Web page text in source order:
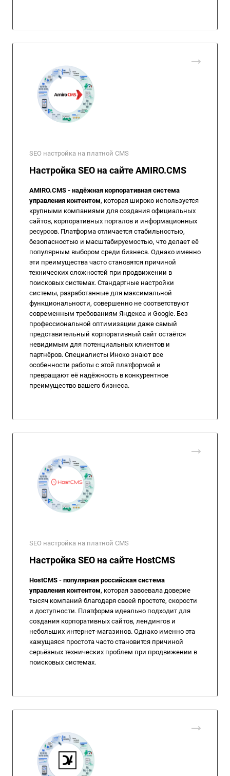
SEO настройка на платной CMS
Настройка SEO на сайте AMIRO.CMS
AMIRO.CMS - надёжная корпоративная система
управления контентом, которая широко используется
крупными компаниями для создания официальных
сайтов, корпоративных порталов и информационных
ресурсов. Платформа отличается стабильностью,
безопасностью и масштабируемостью, что делает её
популярным выбором среди бизнеса. Однако именно
эти преимущества часто становятся причиной
технических сложностей при продвижении в
поисковых системах. Стандартные настройки
системы, разработанные для максимальной
функциональности, совершенно не соответствуют
современным требованиям Яндекса и Google. Без
профессиональной оптимизации даже самый
представительный корпоративный сайт остаётся
невидимым для потенциальных клиентов и
партнёров. Специалисты Иноко знают все
особенности работы с этой платформой и
превращают её надёжность в конкурентное
преимущество вашего бизнеса.
SEO настройка на платной CMS
Настройка SEO на сайте HostCMS
HostCMS - популярная российская система
управления контентом, которая завоевала доверие
тысяч компаний благодаря своей простоте, скорости
и доступности. Платформа идеально подходит для
создания корпоративных сайтов, лендингов и
небольших интернет-магазинов. Однако именно эта
кажущаяся простота часто становится причиной
серьёзных технических проблем при продвижении в
поисковых системах.